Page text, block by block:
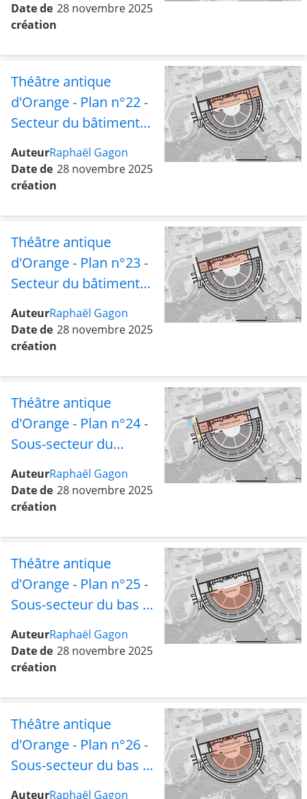
Date de
création
28 novembre 2025
Théâtre antique
d'Orange - Plan n°22 -
Secteur du bâtiment
central avec l'aile est
AuteurRaphaël Gagon
Date de
création
28 novembre 2025
Théâtre antique
d'Orange - Plan n°23 -
Secteur du bâtiment
central avec l'aile ouest
AuteurRaphaël Gagon
Date de
création
28 novembre 2025
Théâtre antique
d'Orange - Plan n°24 -
Sous-secteur du
bâtiment central avec
l'aile et la rue ouest et
le tétrapyle
AuteurRaphaël Gagon
Date de
création
28 novembre 2025
Théâtre antique
d'Orange - Plan n°25 -
Sous-secteur du bas de
AuteurRaphaël Gagon
Date de
création
28 novembre 2025
Théâtre antique
d'Orange - Plan n°26 -
Sous-secteur du bas de
la cavea avec le
AuteurRaphaël Gagon